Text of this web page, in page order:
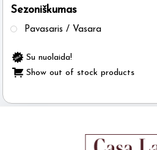
Sezoniškumas
Pavasaris / Vasara
Su nuolaida!
Show out of stock products